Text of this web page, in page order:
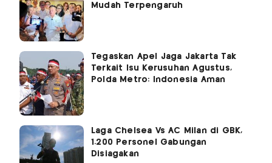
Mudah Terpengaruh
Tegaskan Apel Jaga Jakarta Tak
Terkait Isu Kerusuhan Agustus,
Polda Metro: Indonesia Aman
Laga Chelsea Vs AC Milan di GBK,
1.200 Personel Gabungan
Disiagakan